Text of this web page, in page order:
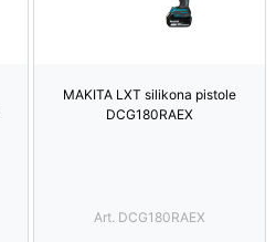
MAKITA LXT silikona pistole
DCG180RAEX
Art. DCG180RAEX